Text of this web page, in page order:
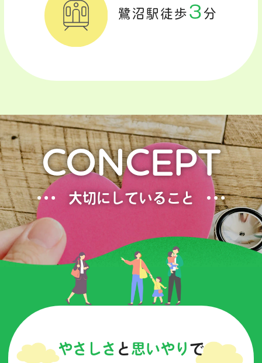
鷺沼駅徒歩 3 分
CONCEPT
大切にしていること
やさしさ と 思いやり で